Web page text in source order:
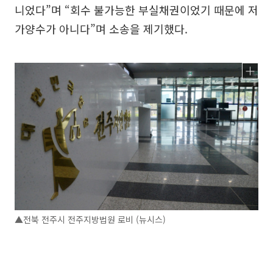
니었다”며 “회수 불가능한 부실채권이었기 때문에 저
가양수가 아니다”며 소송을 제기했다.
▲전북 전주시 전주지방법원 로비 (뉴시스)